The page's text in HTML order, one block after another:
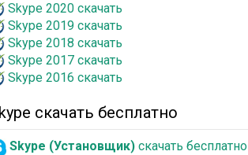
Skype 2020 скачать
Skype 2019 скачать
Skype 2018 скачать
Skype 2017 скачать
Skype 2016 скачать
скачать бесплатно
Skype (Установщик) скачать бесплатно